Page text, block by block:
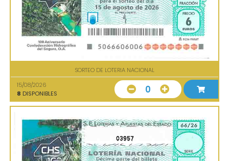
SORTEO DE LOTERIA NACIONAL
15/08/2026
8 DISPONIBLES 0
03957